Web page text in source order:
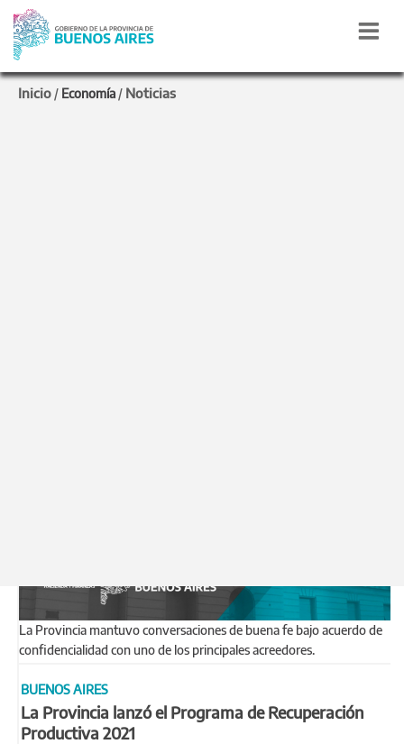
Inicio / Economía / Noticias
La Provincia mantuvo conversaciones de buena fe bajo acuerdo de
confidencialidad con uno de los principales acreedores.
BUENOS AIRES
La Provincia lanzó el Programa de Recuperación
Productiva 2021